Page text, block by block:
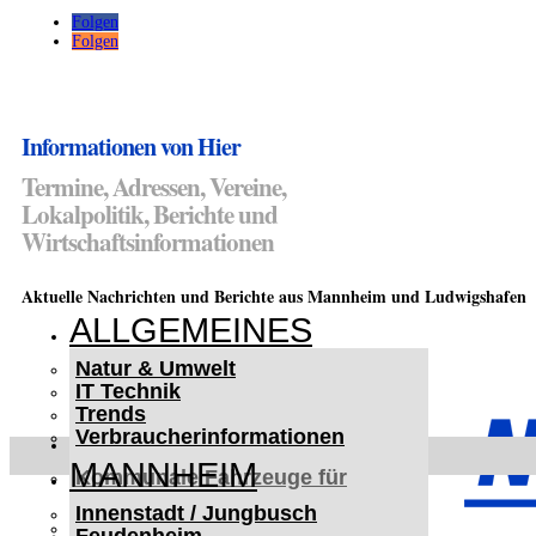
Folgen
Folgen
Informationen von Hier
Termine, Adressen, Vereine,
Lokalpolitik, Berichte und
Wirtschaftsinformationen
Aktuelle Nachrichten und Berichte aus Mannheim und Ludwigshafen
ALLGEMEINES
Natur & Umwelt
IT Technik
Trends
Verbraucherinformationen
MANNHEIM
Innenstadt / Jungbusch
< UKRAINE >
Kommunale Fahrzeuge für
Czernowitz
Nutzfahrzeuge für Czernowitz